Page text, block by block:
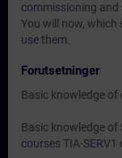
commissioning and
You will now,
use them.
Forutsetninger
Basic knowledge of
Basic knowledge of
courses TIA-SERV1